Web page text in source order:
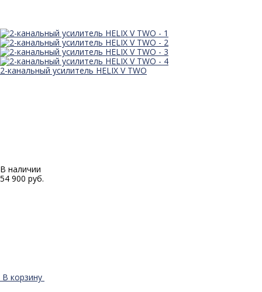
2-канальный усилитель HELIX V TWO
В наличии
54 900 руб.
В корзину